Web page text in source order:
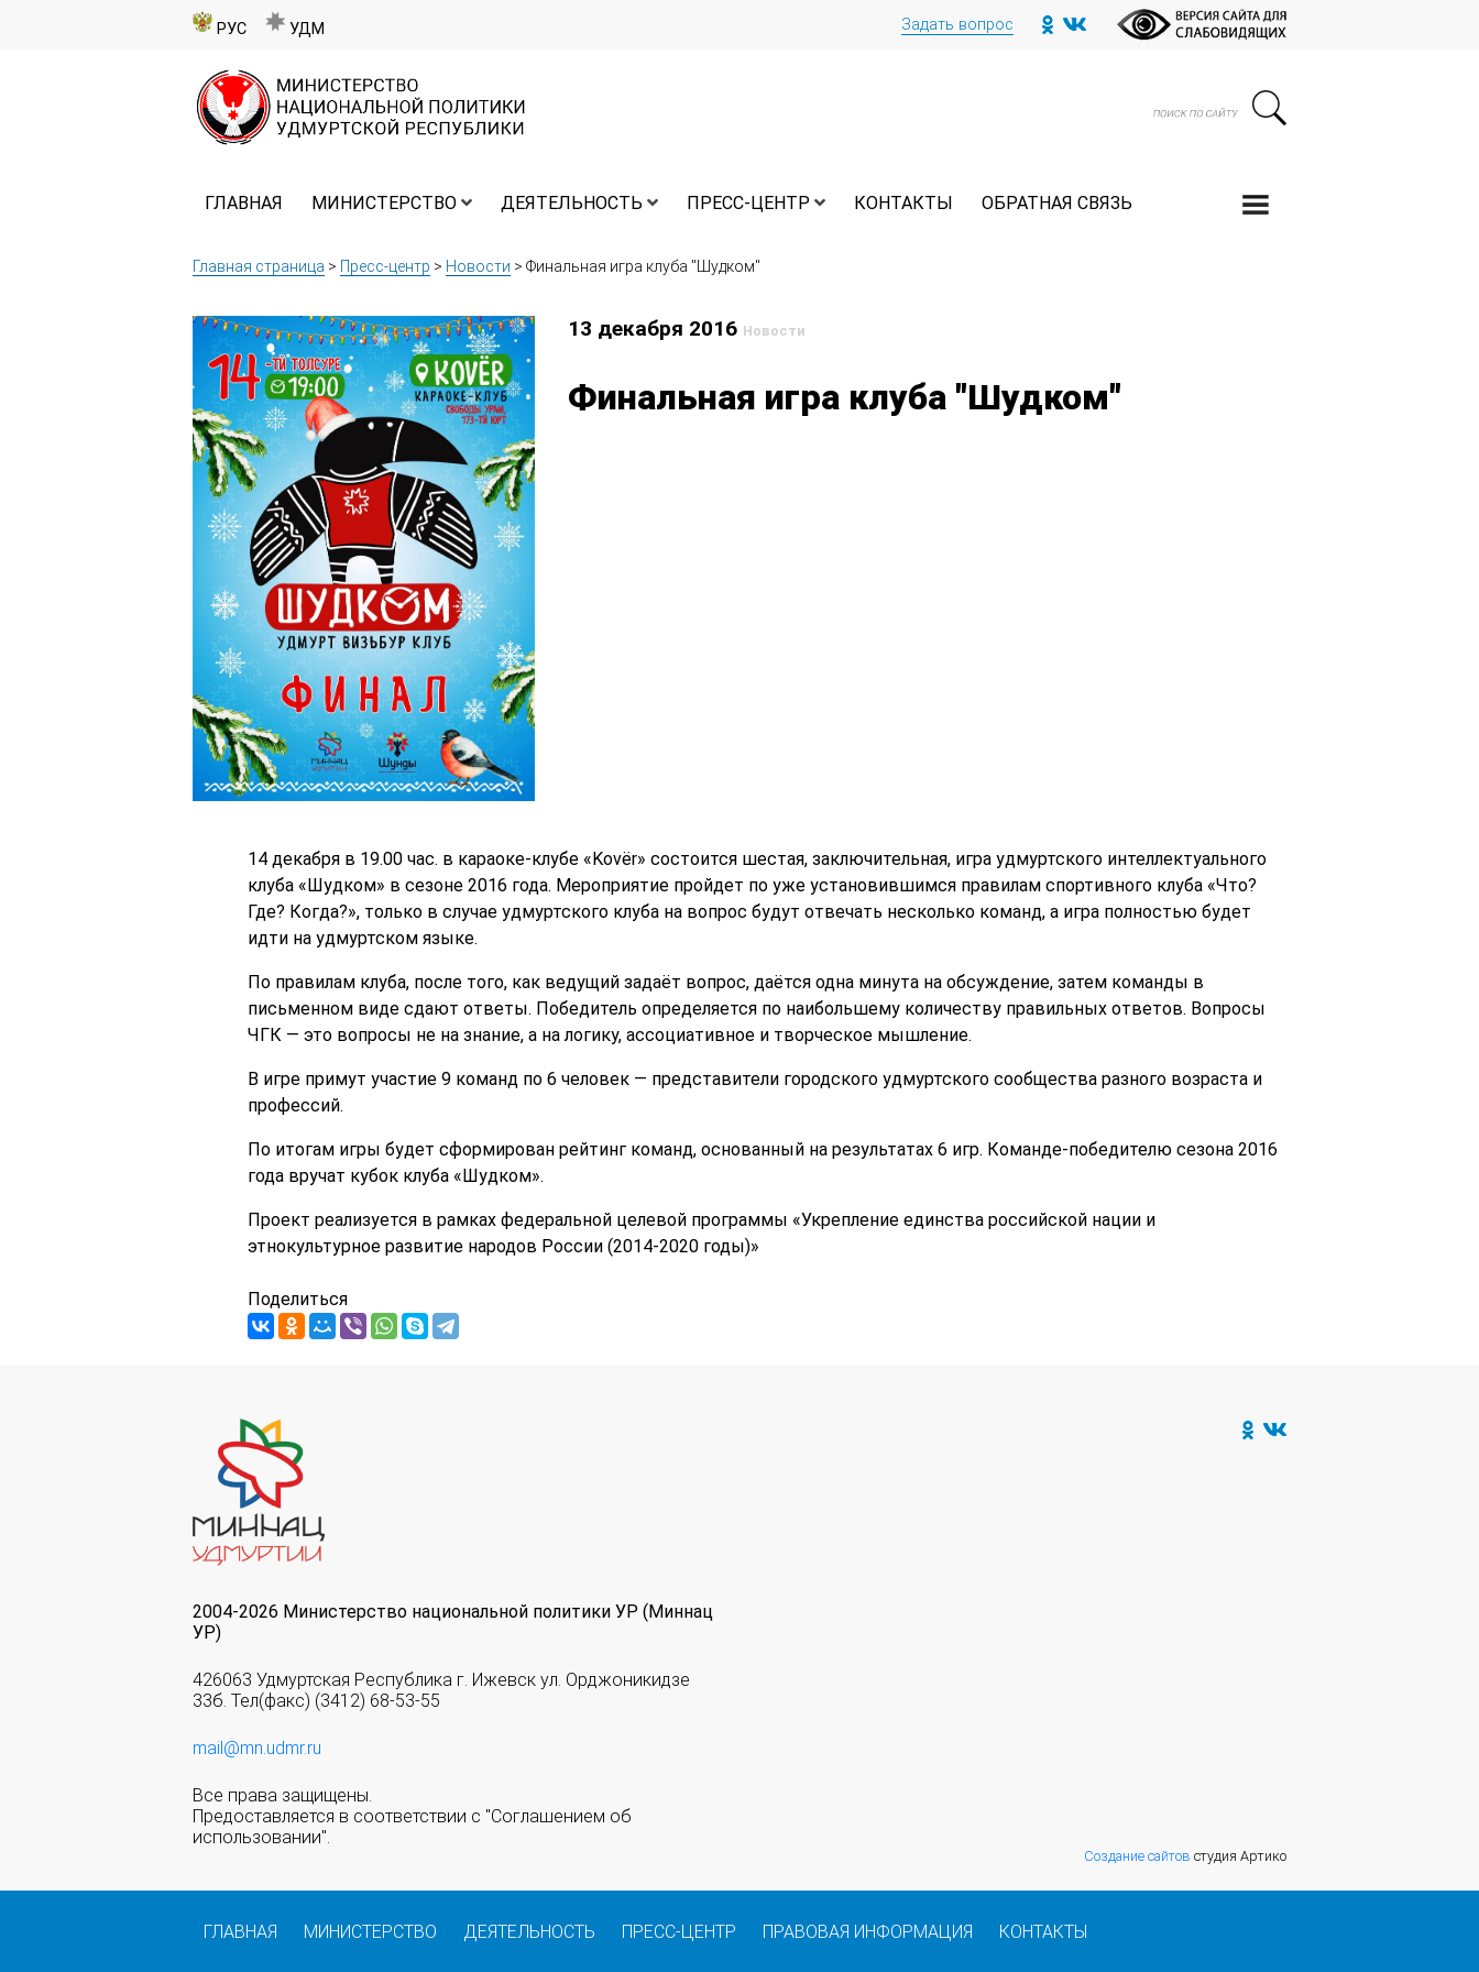
РУС УДМ Задать вопрос
ГЛАВНАЯ МИНИСТЕРСТВО ДЕЯТЕЛЬНОСТЬ ПРЕСС-ЦЕНТР КОНТАКТЫ ОБРАТНАЯ СВЯЗЬ
Главная страница > Пресс-центр > Новости > Финальная игра клуба "Шудком"
13 декабря 2016 Новости
Финальная игра клуба "Шудком"
14 декабря в 19.00 час. в караоке-клубе «Kovёr» состоится шестая, заключительная, игра удмуртского интеллектуального
клуба «Шудком» в сезоне 2016 года. Мероприятие пройдет по уже установившимся правилам спортивного клуба «Что?
Где? Когда?», только в случае удмуртского клуба на вопрос будут отвечать несколько команд, а игра полностью будет
идти на удмуртском языке.
По правилам клуба, после того, как ведущий задаёт вопрос, даётся одна минута на обсуждение, затем команды в
письменном виде сдают ответы. Победитель определяется по наибольшему количеству правильных ответов. Вопросы
ЧГК — это вопросы не на знание, а на логику, ассоциативное и творческое мышление.
В игре примут участие 9 команд по 6 человек — представители городского удмуртского сообщества разного возраста и
профессий.
По итогам игры будет сформирован рейтинг команд, основанный на результатах 6 игр. Команде-победителю сезона 2016
года вручат кубок клуба «Шудком».
Проект реализуется в рамках федеральной целевой программы «Укрепление единства российской нации и
этнокультурное развитие народов России (2014-2020 годы)»
Поделиться
2004-2026 Министерство национальной политики УР (Миннац
УР)
426063 Удмуртская Республика г. Ижевск ул. Орджоникидзе
33б. Тел(факс) (3412) 68-53-55
mail@mn.udmr.ru
Все права защищены.
Предоставляется в соответствии с "Соглашением об
использовании".
Создание сайтов студия Артико
ГЛАВНАЯ МИНИСТЕРСТВО ДЕЯТЕЛЬНОСТЬ ПРЕСС-ЦЕНТР ПРАВОВАЯ ИНФОРМАЦИЯ КОНТАКТЫ